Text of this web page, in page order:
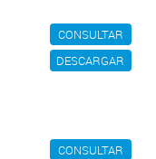
CONSULTAR
DESCARGAR
CONSULTAR